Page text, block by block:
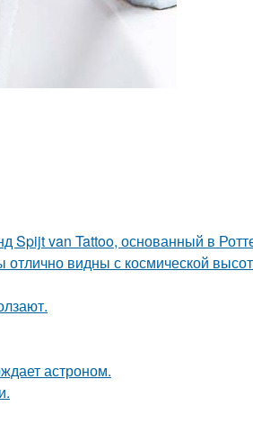
Spijt van Tattoo, основанный в
видны с космической
астроном.